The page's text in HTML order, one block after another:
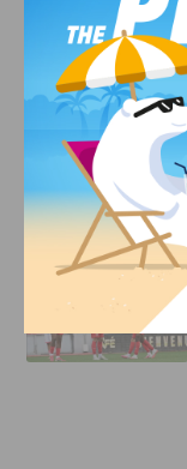
DFCO : UNE
RETOUR EN